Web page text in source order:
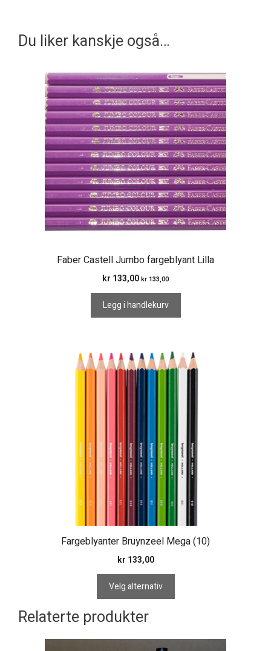
Du liker kanskje også…
Faber Castell Jumbo fargeblyant Lilla
kr 133,00 kr 133,00
Legg i handlekurv
Fargeblyanter Bruynzeel Mega (10)
kr 133,00
Velg alternativ
Relaterte produkter